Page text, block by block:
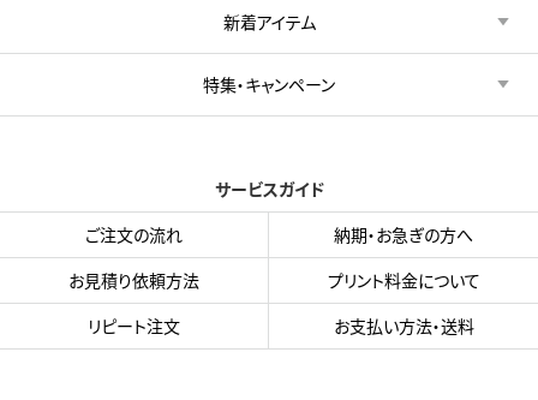
新着アイテム
特集・キャンペーン
サービスガイド
ご注文の流れ
納期・お急ぎの方へ
お見積り依頼方法
プリント料金について
リピート注文
お支払い方法・送料